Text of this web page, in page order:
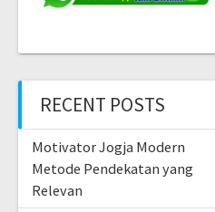
RECENT POSTS
Motivator Jogja Modern
Metode Pendekatan yang
Relevan